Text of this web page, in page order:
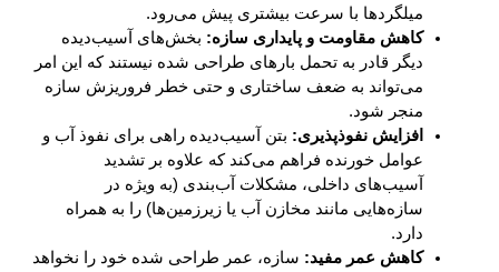
میلگردها با سرعت بیشتری پیش می‌رود.
کاهش مقاومت و پایداری سازه: بخش‌های آسیب‌دیده
دیگر قادر به تحمل بارهای طراحی شده نیستند که این امر
می‌تواند به ضعف ساختاری و حتی خطر فروریزش سازه
منجر شود.
افزایش نفوذپذیری: بتن آسیب‌دیده راهی برای نفوذ آب و
عوامل خورنده فراهم می‌کند که علاوه بر تشدید
آسیب‌های داخلی، مشکلات آب‌بندی (به ویژه در
سازه‌هایی مانند مخازن آب یا زیرزمین‌ها) را به همراه
دارد.
کاهش عمر مفید: سازه، عمر طراحی شده خود را نخواهد